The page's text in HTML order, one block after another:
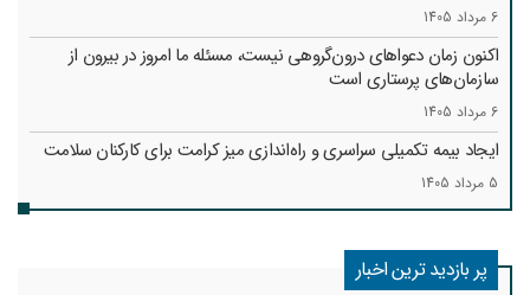
6 مرداد 1405
اکنون زمان دعواهای درون‌گروهی نیست، مسئله ما امروز در بیرون از
سازمان‌های پرستاری است
6 مرداد 1405
ایجاد بیمه تکمیلی سراسری و راه‌اندازی میز کرامت برای کارکنان سلامت
5 مرداد 1405
پر بازدید ترین اخبار